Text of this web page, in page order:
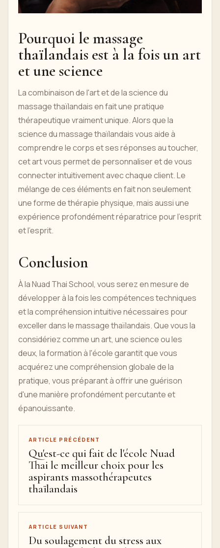
Pourquoi le massage
thaïlandais est à la fois un art
et une science
La combinaison de l'art et de la science du
massage thaïlandais en fait une pratique
thérapeutique vraiment unique. Alors que la
science du massage thaïlandais vous aide à
comprendre le corps et ses réponses au toucher,
cet art vous permet de personnaliser et de vous
connecter intuitivement avec chaque client. Le
mélange de ces éléments en fait non seulement
une forme de thérapie physique, mais aussi une
expérience profondément réparatrice pour l'esprit
et l'esprit.
Conclusion
À la Nuad Thai School, vous serez en mesure de
développer à la fois les compétences techniques
et la compréhension intuitive nécessaires pour
exceller dans le massage thaïlandais. Que vous la
considériez comme un art, une science ou les
deux, la formation à l'école garantit que vous
acquérez une compréhension globale de la
pratique, vous préparant à offrir une guérison
d'une manière profondément percutante et
épanouissante.
ARTICLE PRÉCÉDENT
Qu'est-ce qui fait de l'école Nuad
Thai le meilleur choix pour les
aspirants massothérapeutes
thaïlandais
ARTICLE SUIVANT
Du soulagement du stress aux